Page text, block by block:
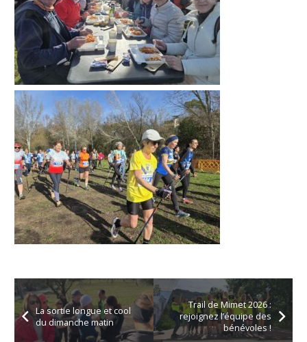
La sortie longue et cool
du dimanche matin
Trail de Mimet 2026 :
rejoignez l’équipe des
bénévoles !